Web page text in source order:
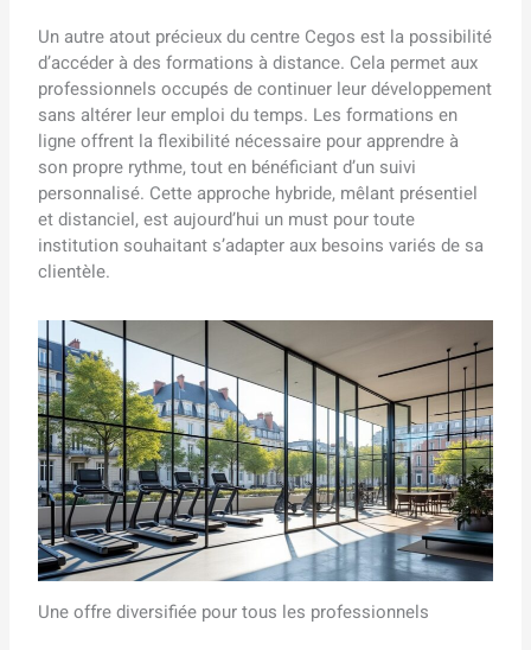
Un autre atout précieux du centre Cegos est la possibilité
d’accéder à des formations à distance. Cela permet aux
professionnels occupés de continuer leur développement
sans altérer leur emploi du temps. Les formations en
ligne offrent la flexibilité nécessaire pour apprendre à
son propre rythme, tout en bénéficiant d’un suivi
personnalisé. Cette approche hybride, mêlant présentiel
et distanciel, est aujourd’hui un must pour toute
institution souhaitant s’adapter aux besoins variés de sa
clientèle.
Une offre diversifiée pour tous les professionnels